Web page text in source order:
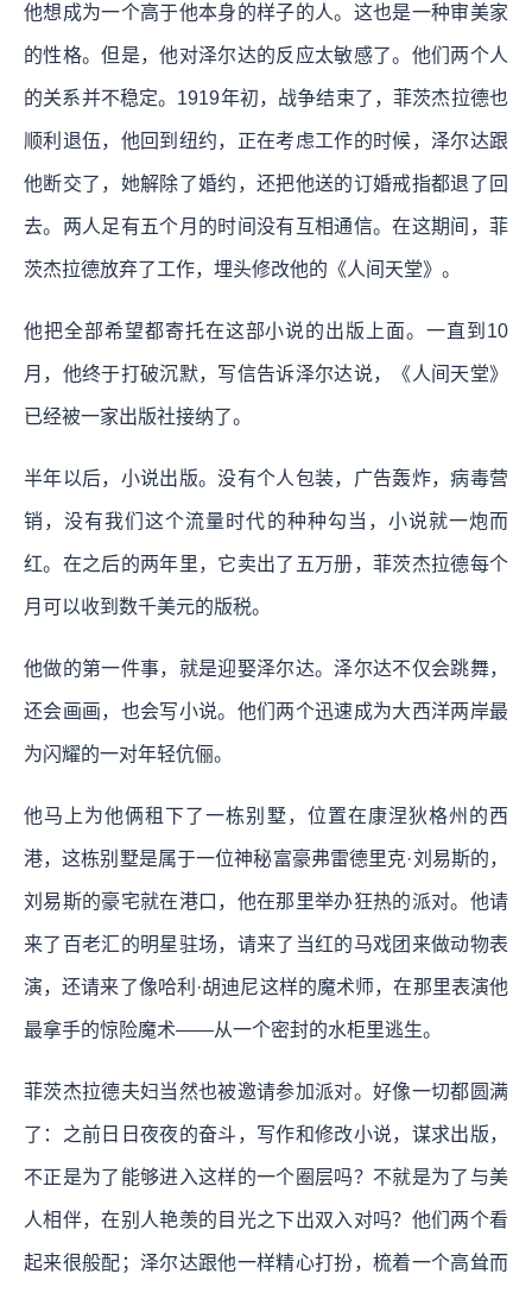
他想成为一个高于他本身的样子的人。这也是一种审美家
的性格。但是，他对泽尔达的反应太敏感了。他们两个人
的关系并不稳定。1919年初，战争结束了，菲茨杰拉德也
顺利退伍，他回到纽约，正在考虑工作的时候，泽尔达跟
他断交了，她解除了婚约，还把他送的订婚戒指都退了回
去。两人足有五个月的时间没有互相通信。在这期间，菲
茨杰拉德放弃了工作，埋头修改他的《人间天堂》。
他把全部希望都寄托在这部小说的出版上面。一直到10
月，他终于打破沉默，写信告诉泽尔达说，《人间天堂》
已经被一家出版社接纳了。
半年以后，小说出版。没有个人包装，广告轰炸，病毒营
销，没有我们这个流量时代的种种勾当，小说就一炮而
红。在之后的两年里，它卖出了五万册，菲茨杰拉德每个
月可以收到数千美元的版税。
他做的第一件事，就是迎娶泽尔达。泽尔达不仅会跳舞，
还会画画，也会写小说。他们两个迅速成为大西洋两岸最
为闪耀的一对年轻伉俪。
他马上为他俩租下了一栋别墅，位置在康涅狄格州的西
港，这栋别墅是属于一位神秘富豪弗雷德里克·刘易斯的，
刘易斯的豪宅就在港口，他在那里举办狂热的派对。他请
来了百老汇的明星驻场，请来了当红的马戏团来做动物表
演，还请来了像哈利·胡迪尼这样的魔术师，在那里表演他
最拿手的惊险魔术——从一个密封的水柜里逃生。
菲茨杰拉德夫妇当然也被邀请参加派对。好像一切都圆满
了：之前日日夜夜的奋斗，写作和修改小说，谋求出版，
不正是为了能够进入这样的一个圈层吗？不就是为了与美
人相伴，在别人艳羡的目光之下出双入对吗？他们两个看
起来很般配；泽尔达跟他一样精心打扮，梳着一个高耸而